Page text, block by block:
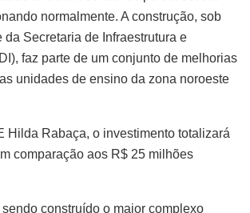
normalmente. A construção, sob
Secretaria de Infraestrutura e
faz parte de um conjunto de melhorias
unidades de ensino da zona noroeste
Hilda Rabaça, o investimento totalizará
comparação aos R$ 25 milhões
construído o maior complexo